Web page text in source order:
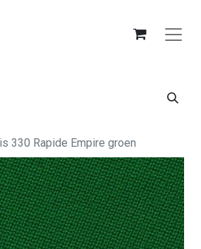
330 Rapide Empire groen